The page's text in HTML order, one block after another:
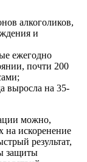
алкоголиков,
и
ежегодно
почти 200
выросла на 35-
можно,
на искоренение
результат,
защиты